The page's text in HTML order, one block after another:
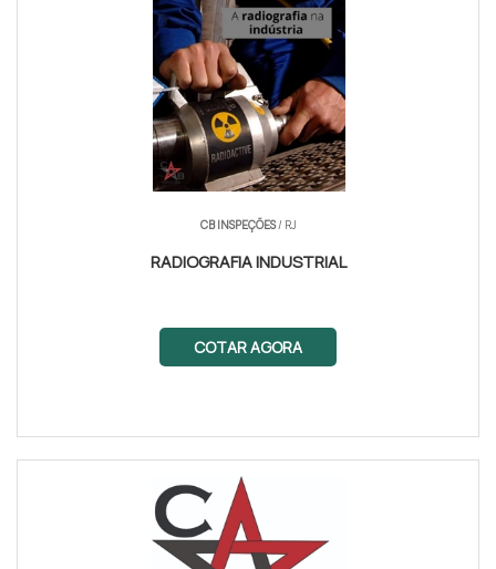
CB INSPEÇÕES/ RJ
RADIOGRAFIA INDUSTRIAL
COTAR AGORA